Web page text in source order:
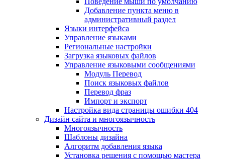
Добавление пункта меню в
административный раздел
Языки интерфейса
Управление языками
Региональные настройки
Загрузка языковых файлов
Управление языковыми сообщениями
Mодуль Перевод
Поиск языковых файлов
Перевод фраз
Импорт и экспорт
Настройка вида страницы ошибки 404
Дизайн сайта и многоязычность
Многоязычность
Шаблоны дизайна
Алгоритм добавления языка
Установка решения с помощью мастера